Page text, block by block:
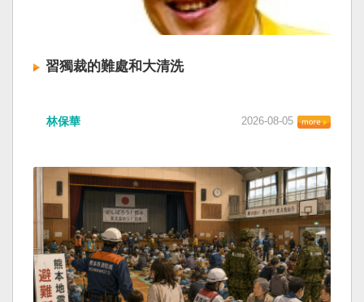
習獨裁的難處和大清洗
林保華 2026-08-05